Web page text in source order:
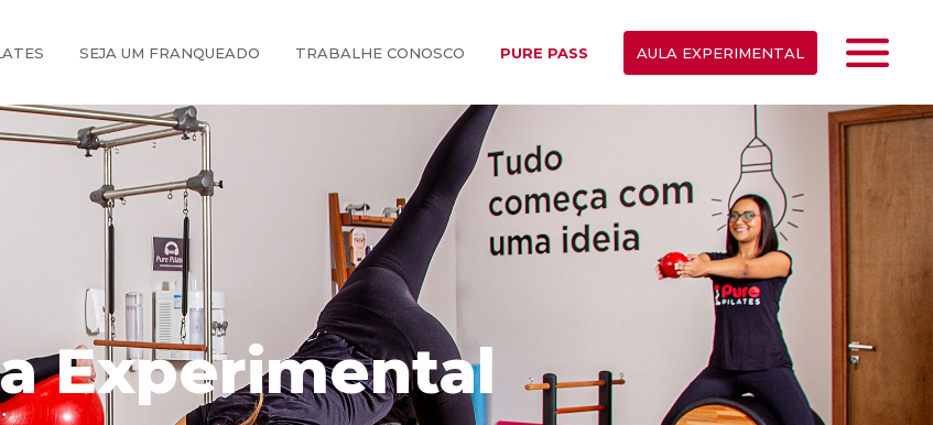
SEJA UM FRANQUEADO TRABALHE CONOSCO PURE PASS AULA EXPERIMENTAL
Experimental